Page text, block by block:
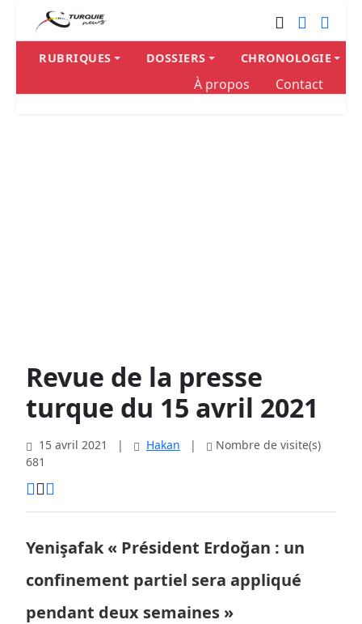
RUBRIQUES DOSSIERS CHRONOLOGIE
À propos Contact
Revue de la presse
turque du 15 avril 2021
15 avril 2021 | Hakan |
Nombre de visite(s)
681
Yenişafak « Président Erdoğan : un
confinement partiel sera appliqué
pendant deux semaines »